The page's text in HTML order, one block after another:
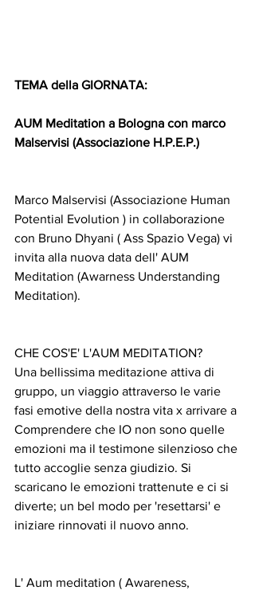
TEMA della GIORNATA:
AUM Meditation a Bologna con marco
Malservisi (Associazione H.P.E.P.)
Marco Malservisi (Associazione Human
Potential Evolution ) in collaborazione
con Bruno Dhyani ( Ass Spazio Vega) vi
invita alla nuova data dell' AUM
Meditation (Awarness Understanding
Meditation).
CHE COS'E' L'AUM MEDITATION?
Una bellissima meditazione attiva di
gruppo, un viaggio attraverso le varie
fasi emotive della nostra vita x arrivare a
Comprendere che IO non sono quelle
emozioni ma il testimone silenzioso che
tutto accoglie senza giudizio. Si
scaricano le emozioni trattenute e ci si
diverte; un bel modo per 'resettarsi' e
iniziare rinnovati il nuovo anno.
L' Aum meditation ( Awareness,